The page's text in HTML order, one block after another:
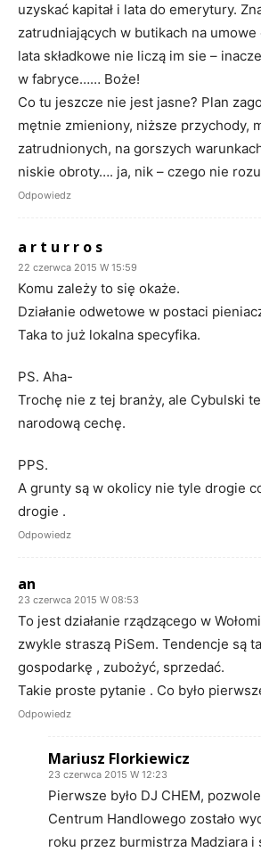
uzyskać kapitał i lata do emerytury.
zatrudniających w butikach na umowe
lata składkowe nie liczą im sie –
w fabryce…… Boże!
Co tu jeszcze nie jest jasne? Plan
mętnie zmieniony, niższe przychody,
zatrudnionych, na gorszych
niskie obroty…. ja, nik – czego nie
Odpowiedz
a r t u r r o s
22 czerwca 2015 W 15:59
Komu zależy to się okaże.
Działanie odwetowe w postaci
Taka to już lokalna specyfika.
PS. Aha-
Trochę nie z tej branży, ale Cybulski
narodową cechę.
PPS.
A grunty są w okolicy nie tyle drogie
drogie .
Odpowiedz
an
23 czerwca 2015 W 08:53
To jest działanie rządzącego w
zwykle straszą PiSem. Tendencje są
gospodarkę , zubożyć, sprzedać.
Takie proste pytanie . Co było
Odpowiedz
Mariusz Florkiewicz
23 czerwca 2015 W 12:23
Pierwsze było DJ CHEM,
Centrum Handlowego zostało
roku przez burmistrza Madziara i